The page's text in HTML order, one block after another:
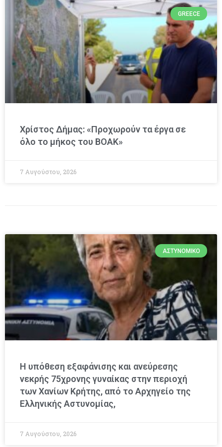
GREECE
Χρίστος Δήμας: «Προχωρούν τα έργα σε
όλο το μήκος του ΒΟΑΚ»
7 Αυγούστου, 2026
ΑΣΤΥΝΟΜΙΚΌ
Η υπόθεση εξαφάνισης και ανεύρεσης
νεκρής 75χρονης γυναίκας στην περιοχή
των Χανίων Κρήτης, από το Αρχηγείο της
Ελληνικής Αστυνομίας,
7 Αυγούστου, 2026